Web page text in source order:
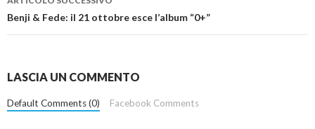
Benji & Fede: il 21 ottobre esce l’album “0+”
LASCIA UN COMMENTO
Default Comments (0) Facebook Comments